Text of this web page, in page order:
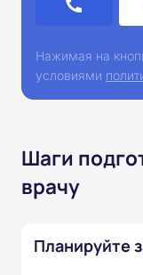
Нажимая на
условиями
Шаги
врачу
Планируйте